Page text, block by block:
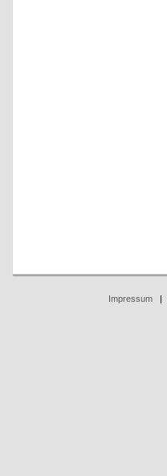
Impressum|